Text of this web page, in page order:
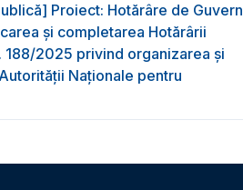
Proiect: Hotărâre de Guvern
și completarea Hotărârii
188/2025 privind organizarea şi
Naţionale pentru